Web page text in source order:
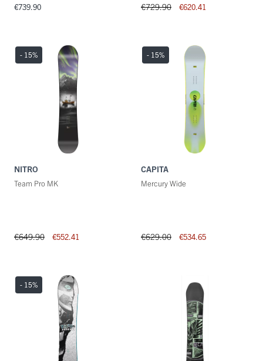
€739.90 €729.90 €620.41
NITRO
Team Pro MK
€649.90 €552.41
- 15%
CAPITA
Mercury Wide
€629.00 €534.65
- 15%
- 15%